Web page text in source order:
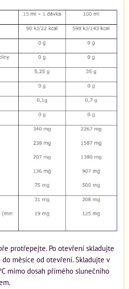
protřepejte. Po otevření skladujte
měsíce od otevření. Skladujte v
mimo dosah přímého slunečního